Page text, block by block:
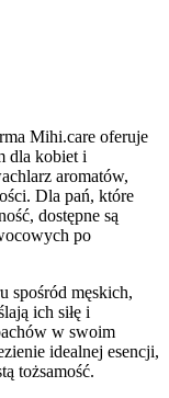
Mihi.care oferuje
dla kobiet i
aromatów,
Dla pań, które
dostępne są
po
spośród męskich,
ich siłę i
w swoim
idealnej esencji,
tożsamość.